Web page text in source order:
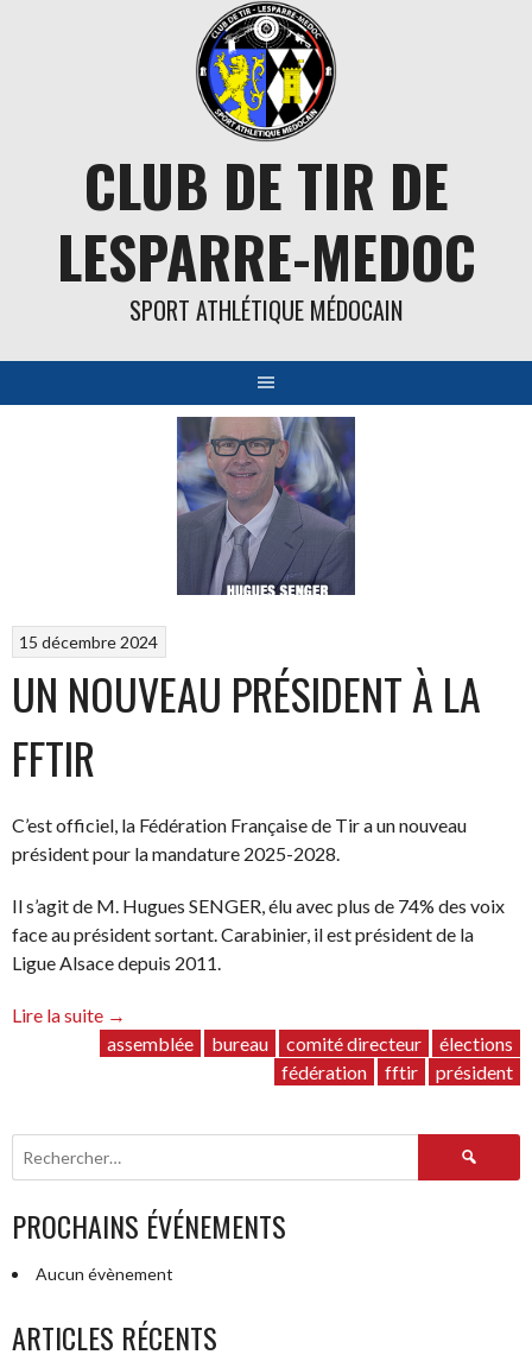
CLUB DE TIR DE
LESPARRE-MEDOC
SPORT ATHLÉTIQUE MÉDOCAIN
15 décembre 2024
UN NOUVEAU PRÉSIDENT À LA
FFTIR
C’est officiel, la Fédération Française de Tir a un nouveau
président pour la mandature 2025-2028.
Il s’agit de M. Hugues SENGER, élu avec plus de 74% des voix
face au président sortant. Carabinier, il est président de la
Ligue Alsace depuis 2011.
Lire la suite
“Un
nouveau
FFTIR”
→
assemblée
bureau comité directeur
élections
fédération
fftir président
Rechercher :
PROCHAINS ÉVÉNEMENTS
Aucun évènement
ARTICLES RÉCENTS